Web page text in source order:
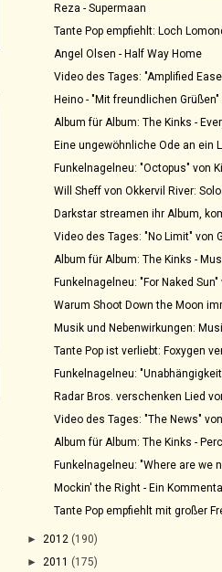
Reza - Supermaan
Tante Pop empfiehlt: Loch
Angel Olsen - Half Way Home
Video des Tages: "Amplified
Heino - "Mit freundlichen Grüßen"
Album für Album: The Kinks -
Eine ungewöhnliche Ode an ein
Funkelnagelneu: "Octopus" von
Will Sheff von Okkervil River:
Darkstar streamen ihr Album,
Video des Tages: "No Limit" von
Album für Album: The Kinks -
Funkelnagelneu: "For Naked Sun"
Warum Shoot Down the Moon
Musik und Nebenwirkungen:
Tante Pop ist verliebt: Foxygen
Funkelnagelneu:
Radar Bros. verschenken Lied
Video des Tages: "The News"
Album für Album: The Kinks -
Funkelnagelneu: "Where are we
Mockin' the Right - Ein
Tante Pop empfiehlt mit großer
► 2012 (190)
► 2011 (175)